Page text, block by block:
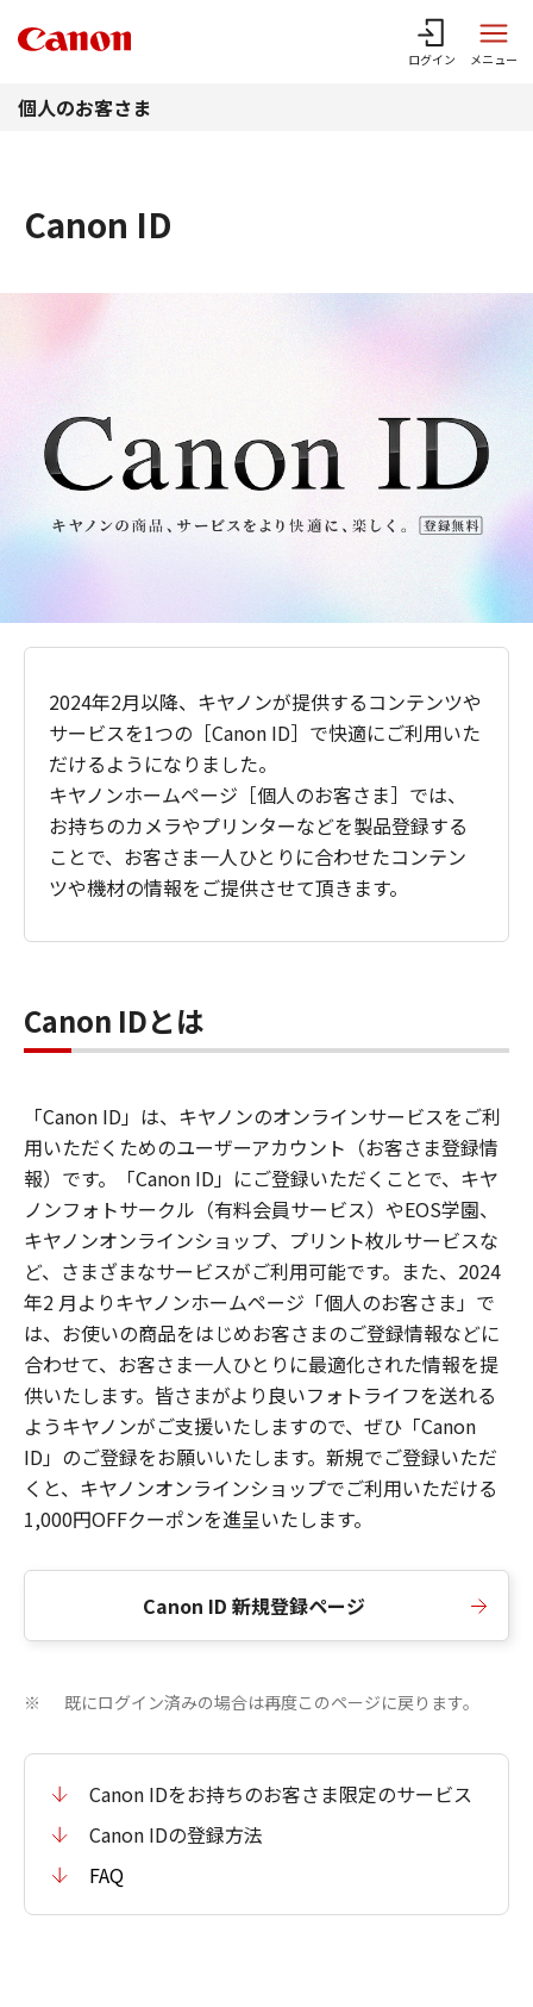
ログイン メニュー
個人のお客さま
Canon ID
2024年2月以降、キヤノンが提供するコンテンツや
サービスを1つの［Canon ID］で快適にご利用いた
だけるようになりました。
キヤノンホームページ［個人のお客さま］では、
お持ちのカメラやプリンターなどを製品登録する
ことで、お客さま一人ひとりに合わせたコンテン
ツや機材の情報をご提供させて頂きます。
Canon IDとは
「Canon ID」は、キヤノンのオンラインサービスをご利
用いただくためのユーザーアカウント（お客さま登録情
報）です。「Canon ID」にご登録いただくことで、キヤ
ノンフォトサークル（有料会員サービス）やEOS学園、
キヤノンオンラインショップ、プリント枚ルサービスな
ど、さまざまなサービスがご利用可能です。また、2024
年2 月よりキヤノンホームページ「個人のお客さま」で
は、お使いの商品をはじめお客さまのご登録情報などに
合わせて、お客さま一人ひとりに最適化された情報を提
供いたします。皆さまがより良いフォトライフを送れる
ようキヤノンがご支援いたしますので、ぜひ「Canon
ID」のご登録をお願いいたします。新規でご登録いただ
くと、キヤノンオンラインショップでご利用いただける
1,000円OFFクーポンを進呈いたします。
Canon ID 新規登録ページ
※ 既にログイン済みの場合は再度このページに戻ります。
Canon IDをお持ちのお客さま限定のサービス
Canon IDの登録方法
FAQ